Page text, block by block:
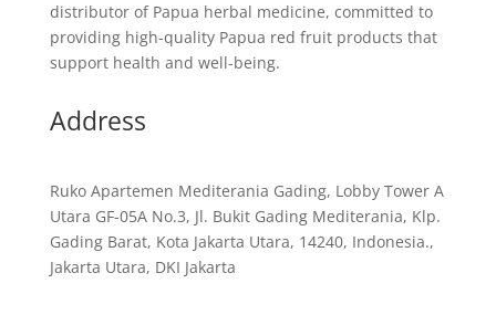
distributor of Papua herbal medicine, committed to
providing high-quality Papua red fruit products that
support health and well-being.
Address
Ruko Apartemen Mediterania Gading, Lobby Tower A
Utara GF-05A No.3, Jl. Bukit Gading Mediterania, Klp.
Gading Barat, Kota Jakarta Utara, 14240, Indonesia.,
Jakarta Utara, DKI Jakarta